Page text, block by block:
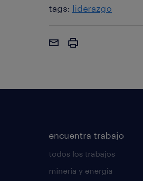
tags: liderazgo
encuentra trabajo
todos los trabajos
minería y energía